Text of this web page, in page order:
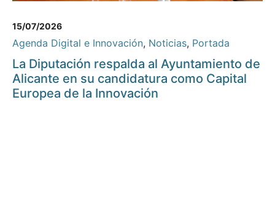
15/07/2026
Agenda Digital e Innovación, Noticias, Portada
La Diputación respalda al Ayuntamiento de
Alicante en su candidatura como Capital
Europea de la Innovación